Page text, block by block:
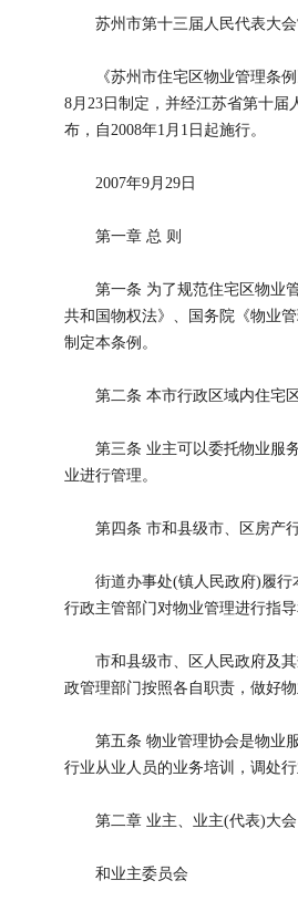
苏州市第十三届人民代表大会
《苏州市住宅区物业管理条例
8月23日制定，并经江苏省第十届
布，自2008年1月1日起施行。
2007年9月29日
第一章 总 则
第一条 为了规范住宅区物业管
共和国物权法》、国务院《物业
制定本条例。
第二条 本市行政区域内住宅区
第三条 业主可以委托物业服务
业进行管理。
第四条 市和县级市、区房产行
街道办事处(镇人民政府)履行
行政主管部门对物业管理进行指导
市和县级市、区人民政府及其
政管理部门按照各自职责，做好
第五条 物业管理协会是物业服
行业从业人员的业务培训，调处
第二章 业主、业主(代表)大会
和业主委员会